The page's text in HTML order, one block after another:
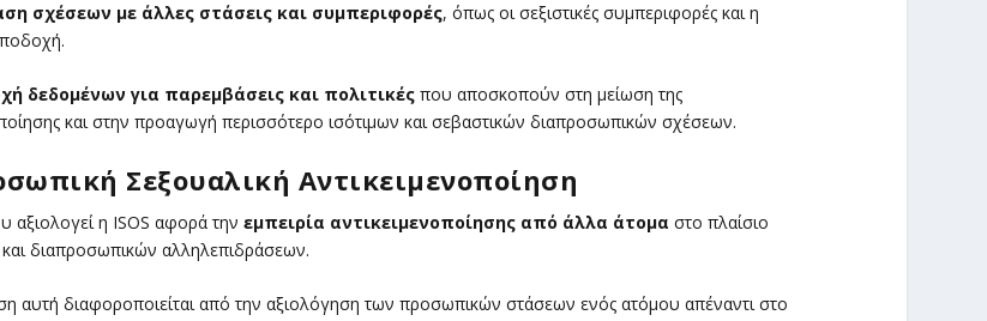
σχέσεων με άλλες στάσεις και συμπεριφορές, όπως οι σεξιστικές συμπεριφορές και η
δεδομένων για παρεμβάσεις και πολιτικέςπου αποσκοπούν στη μείωση της
και στην προαγωγή περισσότερο ισότιμων και σεβαστικών διαπροσωπικών σχέσεων.
Σεξουαλική Αντικειμενοποίηση
αξιολογεί η ISOS αφορά την εμπειρία αντικειμενοποίησης από άλλα άτομα στο πλαίσιο
διαπροσωπικών αλληλεπιδράσεων.
αυτή διαφοροποιείται από την αξιολόγηση των προσωπικών στάσεων ενός ατόμου απέναντι στο